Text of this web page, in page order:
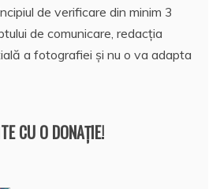
de verificare din minim 3
de comunicare, redacția
a fotografiei și nu o va adapta
CU O DONAȚIE!